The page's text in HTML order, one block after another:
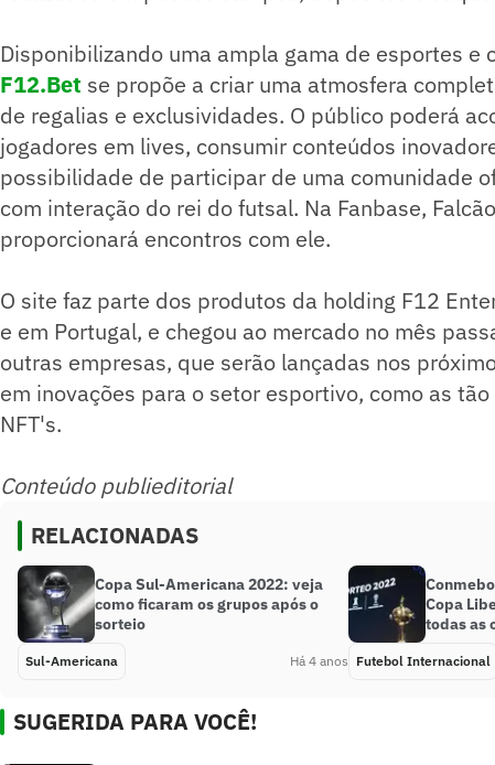
Disponibilizando uma ampla gama de esportes e
F12.Bet se propõe a criar uma atmosfera
de regalias e exclusividades. O público poderá
jogadores em lives, consumir conteúdos
possibilidade de participar de uma comunidade
com interação do rei do futsal. Na Fanbase,
proporcionará encontros com ele.
O site faz parte dos produtos da holding F12
e em Portugal, e chegou ao mercado no mês
outras empresas, que serão lançadas nos
em inovações para o setor esportivo, como as
NFT's.
Conteúdo publieditorial
RELACIONADAS
Copa Sul-Americana 2022: veja
como ficaram os grupos após o
sorteio
Sul-Americana Há 4 anos
Copa
todas as
Futebol Internacional
SUGERIDA PARA VOCÊ!